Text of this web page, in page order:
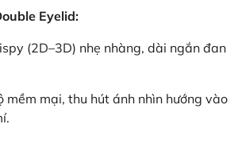
Eyelid:
(2D–3D) nhẹ nhàng, dài ngắn đan
mềm mại, thu hút ánh nhìn hướng vào